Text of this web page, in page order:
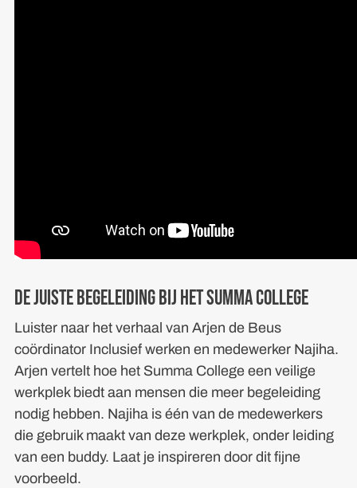
De juiste begeleiding bij het Summa College
Luister naar het verhaal van Arjen de Beus
coördinator Inclusief werken en medewerker Najiha.
Arjen vertelt hoe het Summa College een veilige
werkplek biedt aan mensen die meer begeleiding
nodig hebben. Najiha is één van de medewerkers
die gebruik maakt van deze werkplek, onder leiding
van een buddy. Laat je inspireren door dit fijne
voorbeeld.